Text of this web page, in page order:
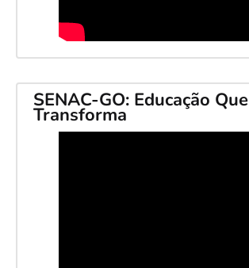
SENAC-GO: Educação Que
Transforma